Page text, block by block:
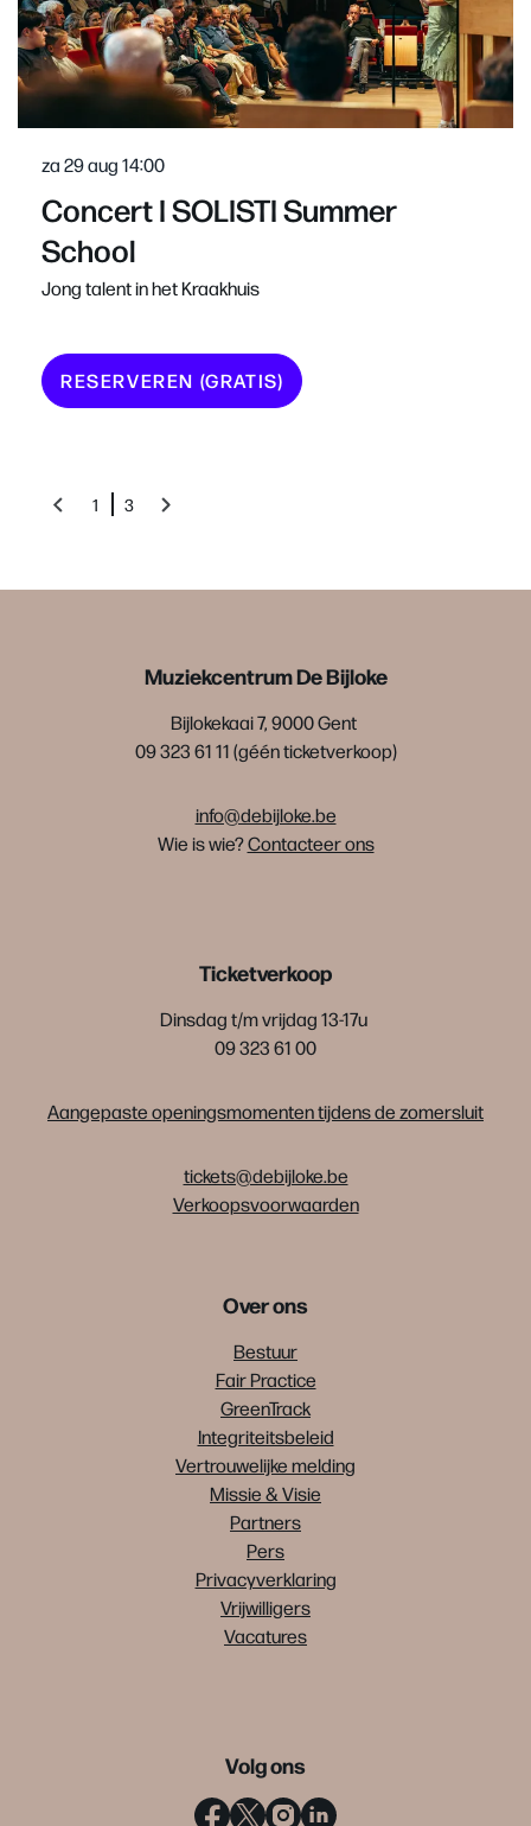
Concert I SOLISTI Summer
School
Jong talent in het Kraakhuis
za 29 aug14:00
RESERVEREN (GRATIS)
1 3
Muziekcentrum De Bijloke
Bijlokekaai 7, 9000 Gent
09 323 61 11 (géén ticketverkoop)
info@debijloke.be
Wie is wie?Contacteer ons
Ticketverkoop
Dinsdag t/m vrijdag 13-17u
09 323 61 00
Aangepaste openingsmomenten tijdens de zomersluit
tickets@debijloke.be
Verkoopsvoorwaarden
Over ons
Bestuur
Fair Practice
GreenTrack
Integriteitsbeleid
Vertrouwelijke melding
Missie & Visie
Partners
Pers
Privacyverklaring
Vrijwilligers
Vacatures
Volg ons